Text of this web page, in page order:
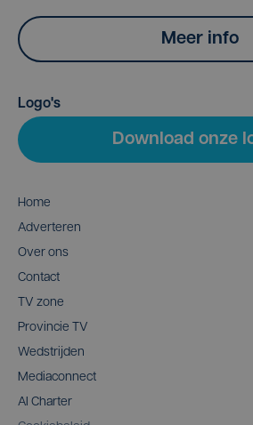
Meer info
Logo's
Download onze
Home
Adverteren
Over ons
Contact
TV zone
Provincie TV
Wedstrijden
Mediaconnect
AI Charter